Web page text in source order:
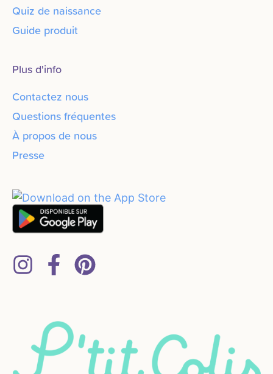
Quiz de naissance
Guide produit
Plus d'info
Contactez nous
Questions fréquentes
À propos de nous
Presse